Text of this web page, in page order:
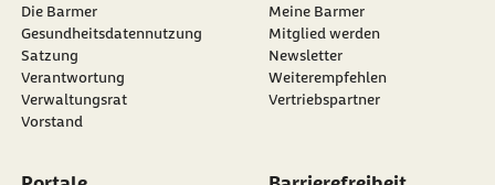
Die Barmer
Gesundheitsdatennutzung
Satzung
Verantwortung
Verwaltungsrat
Vorstand
Meine Barmer
Mitglied werden
Newsletter
externer Link:
Weiterempfehlen
Vertriebspartner